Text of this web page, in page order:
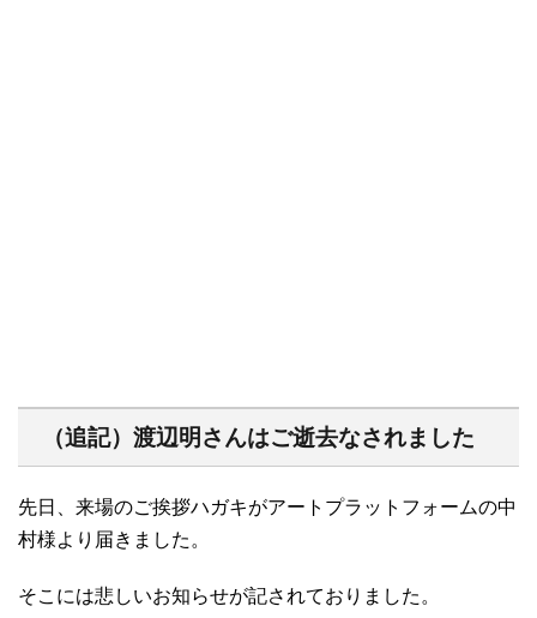
（追記）渡辺明さんはご逝去なされました
先日、来場のご挨拶ハガキがアートプラットフォームの中
村様より届きました。
そこには悲しいお知らせが記されておりました。